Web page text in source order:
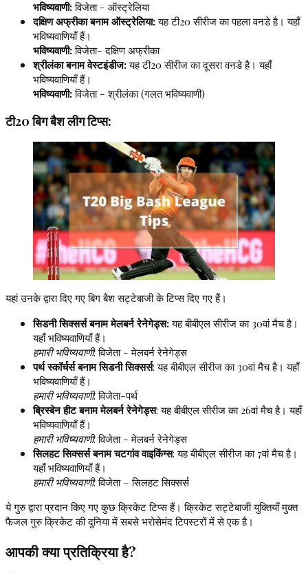
भविष्यवाणी:विजेता - ऑस्ट्रेलिया
दक्षिण अफ्रीका बनाम ऑस्ट्रेलिया:यह टी20 सीरीज का पहला वनडे है। यहाँ
भविष्यवाणियाँ हैं।
भविष्यवाणी:विजेता- दक्षिण अफ्रीका
श्रीलंका बनाम वेस्टइंडीज:यह टी20 सीरीज का दूसरा वनडे है। यहाँ
भविष्यवाणियाँ हैं।
भविष्यवाणी:विजेता - श्रीलंका (गलत भविष्यवाणी)
टी20 बिग बैश लीग टिप्स:
यहां उनके द्वारा दिए गए बिग बैश सट्टेबाजी के टिप्स दिए गए हैं।
सिडनी सिक्सर्स बनाम मेलबर्न रेनेगेड्स:यह बीबीएल सीरीज का 30वां मैच है।
यहाँ भविष्यवाणियाँ हैं।
हमारी भविष्यवाणी: विजेता - मेलबर्न रेनेगेड्स
पर्थ स्कॉर्चर्स बनाम सिडनी सिक्सर्स: यह बीबीएल सीरीज का 30वां मैच है। यहाँ
भविष्यवाणियाँ हैं।
हमारी भविष्यवाणी: विजेता-पर्थ
ब्रिस्बेन हीट बनाम मेलबर्न रेनेगेड्स: यह बीबीएल सीरीज का 26वां मैच है। यहाँ
भविष्यवाणियाँ हैं।
हमारी भविष्यवाणी: विजेता - मेलबर्न रेनेगेड्स
सिलहट सिक्सर्स बनाम चटगांव वाइकिंग्स: यह बीबीएल सीरीज का 7वां मैच है।
यहाँ भविष्यवाणियाँ हैं।
हमारी भविष्यवाणी: विजेता – सिलहट सिक्सर्स
ये गुरु द्वारा प्रदान किए गए कुछ क्रिकेट टिप्स हैं। क्रिकेट सट्टेबाजी युक्तियाँ मुक्त
फैजल गुरु क्रिकेट की दुनिया में सबसे भरोसेमंद टिपस्टरों में से एक है।
आपकी क्या प्रतिक्रिया है?